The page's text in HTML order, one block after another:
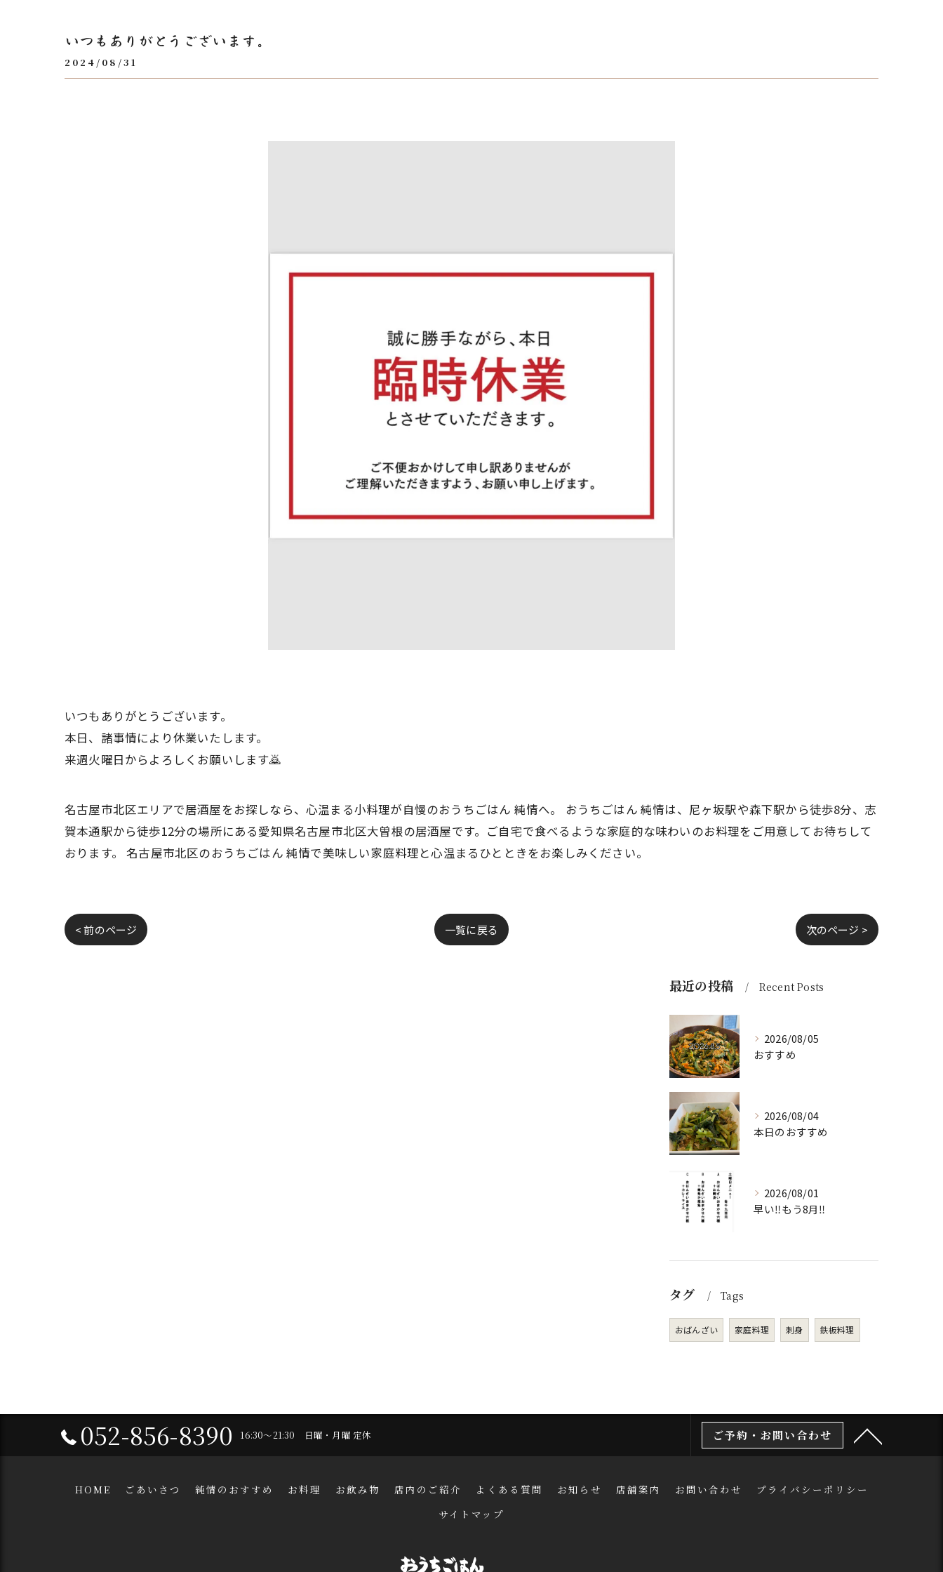
いつもありがとうございます。
2024/08/31
いつもありがとうございます。
本日、諸事情により休業いたします。
来週火曜日からよろしくお願いします🙇
名古屋市北区エリアで居酒屋をお探しなら、心温まる小料理が自慢のおうちごはん 純情へ。 おうちごはん 純情は、尼ヶ坂駅や森下駅から徒歩8分、志
賀本通駅から徒歩12分の場所にある愛知県名古屋市北区大曽根の居酒屋です。ご自宅で食べるような家庭的な味わいのお料理をご用意してお待ちして
おります。 名古屋市北区のおうちごはん 純情で美味しい家庭料理と心温まるひとときをお楽しみください。
< 前のページ 一覧に戻る 次のページ >
最近の投稿 Recent Posts
2026/08/05
おすすめ
2026/08/04
本日のおすすめ
2026/08/01
早い‼️もう8月‼️
タグ Tags
おばんざい 家庭料理 刺身 鉄板料理
052-856-8390 16:30～21:30 日曜・月曜 定休 ご予約・お問い合わせ
HOME ごあいさつ 純情のおすすめ お料理 お飲み物 店内のご紹介 よくある質問 お知らせ 店舗案内 お問い合わせ
プライバシーポリシー
サイトマップ